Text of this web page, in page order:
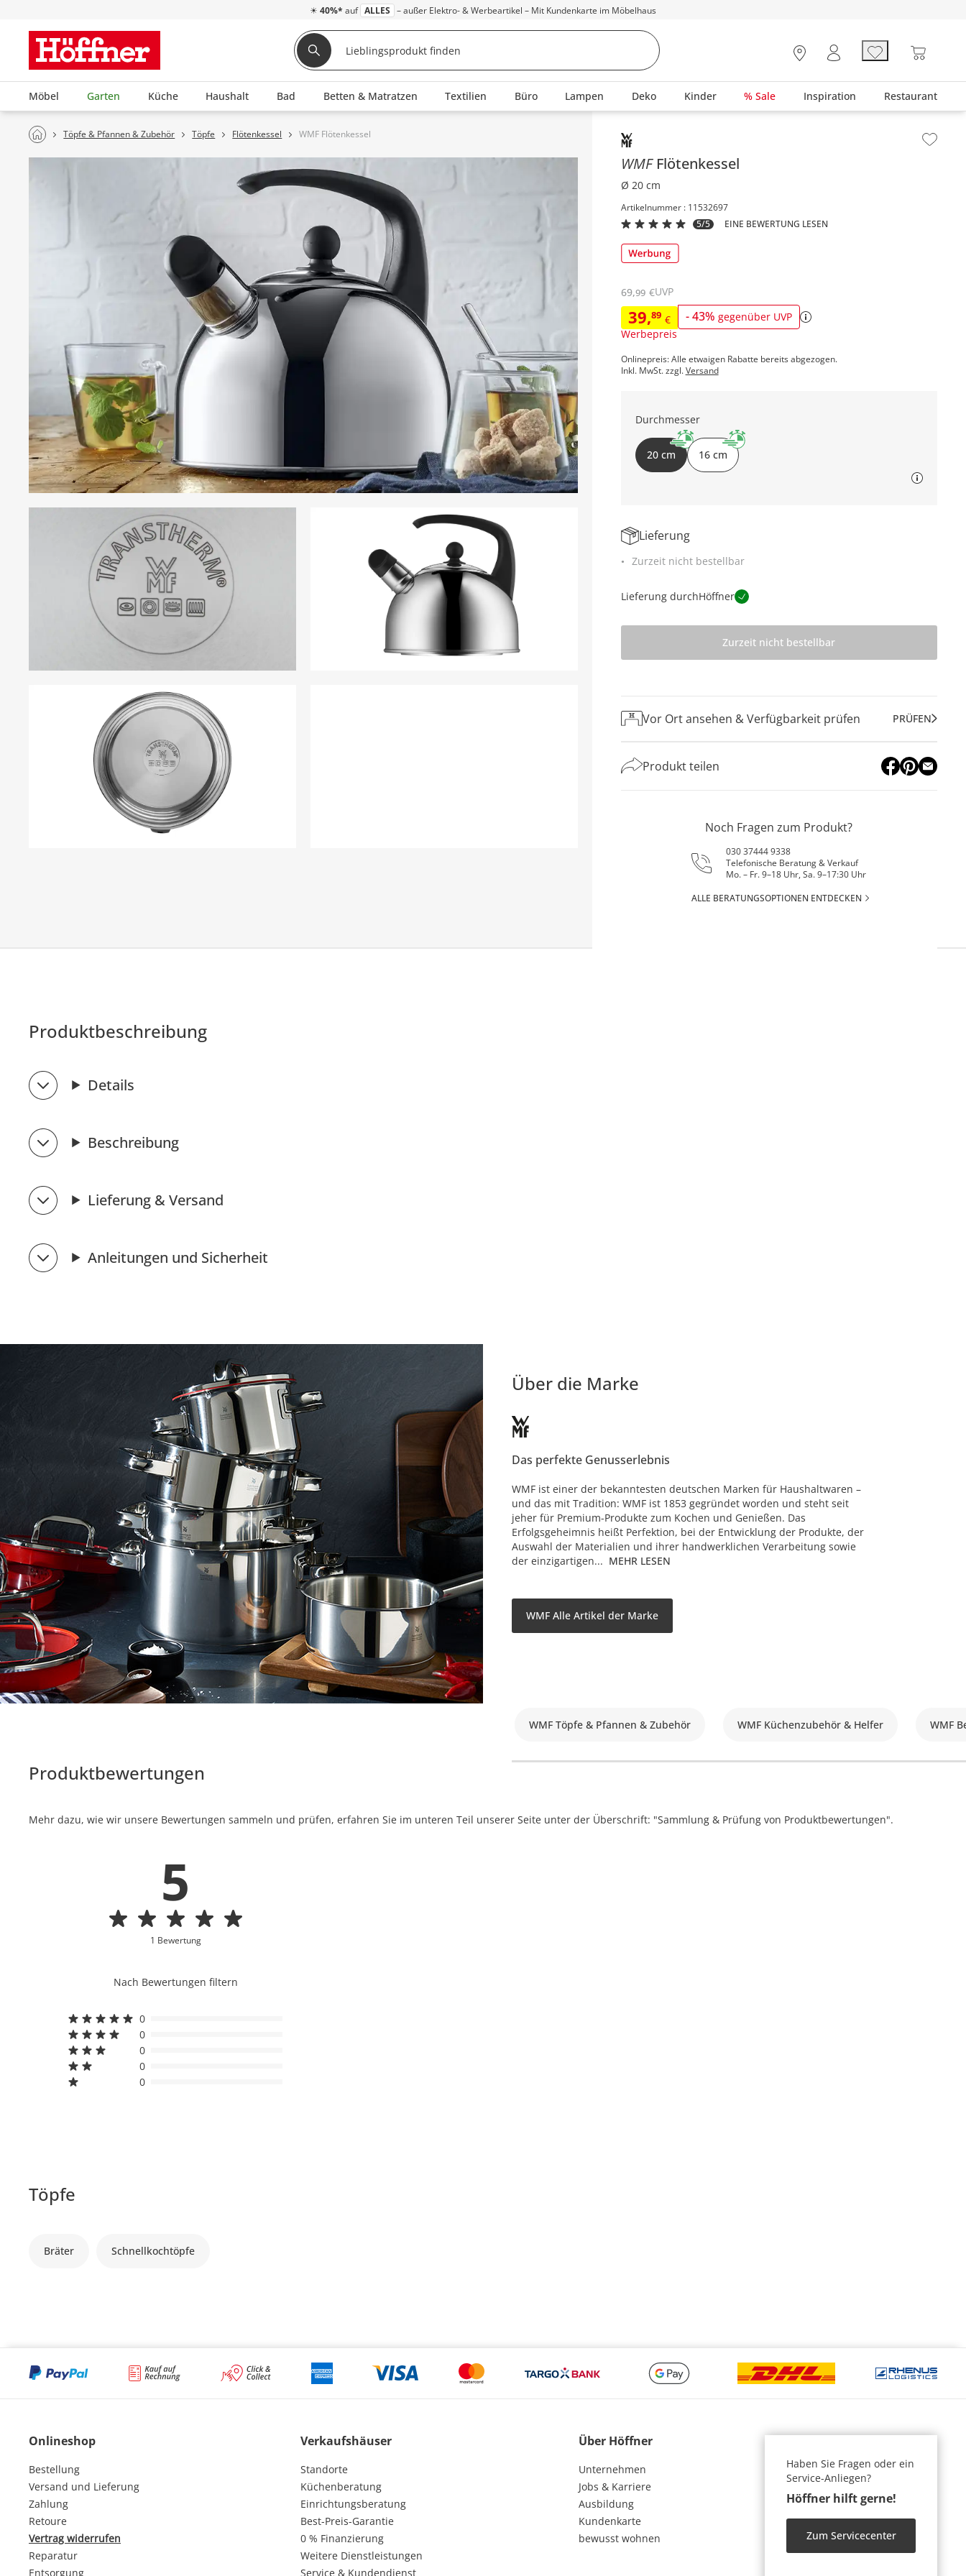
☀ 40%* auf ALLES – außer Elektro- & Werbeartikel – Mit Kundenkarte im Möbelhaus
Möbel Garten Küche Haushalt Bad Betten & Matratzen Textilien Büro Lampen Deko Kinder % Sale Inspiration Restaurant
Töpfe & Pfannen & Zubehör Töpfe Flötenkessel WMF Flötenkessel Inhalt der Seitenleiste überspringen - Zum Seitenende
WMF Flötenkessel
Ø 20 cm
Artikelnummer : 11532697
5/5
EINE BEWERTUNG LESEN
39,89 € -43% gegenüber UVP
Werbepreis
69,99 €UVP
Onlinepreis: Alle etwaigen Rabatte bereits abgezogen.
Inkl. MwSt. zzgl.Versand
Durchmesser
20 cm 16 cm
Lieferung
Zurzeit nicht bestellbar
Lieferung durchHöffner
Zurzeit nicht bestellbar
Vor Ort ansehen & Verfügbarkeit prüfen PRÜFEN
Produkt teilen
Noch Fragen zum Produkt?
030 37444 9338
Telefonische Beratung & Verkauf
Mo. – Fr. 9–18 Uhr, Sa. 9–17:30 Uhr
ALLE BERATUNGSOPTIONEN ENTDECKEN
Produktbeschreibung
Details
Beschreibung
Lieferung & Versand
Anleitungen und Sicherheit
Über die Marke
Das perfekte Genusserlebnis
WMF ist einer der bekanntesten deutschen Marken für Haushaltwaren –
und das mit Tradition: WMF ist 1853 gegründet worden und steht seit
jeher für Premium-Produkte zum Kochen und Genießen. Das
Erfolgsgeheimnis heißt Perfektion, bei der Entwicklung der Produkte, der
Auswahl der Materialien und ihrer handwerklichen Verarbeitung sowie
der einzigartigen... MEHR LESEN
WMF Alle Artikel der Marke
WMF Töpfe & Pfannen & Zubehör WMF Küchenzubehör & Helfer WMF
Produktbewertungen
Mehr dazu, wie wir unsere Bewertungen sammeln und prüfen, erfahren Sie im unteren Teil unserer Seite unter der Überschrift: "Sammlung & Prüfung von Produktbewertungen".
5
1 Bewertung
Nach Bewertungen filtern
0
0
0
0
0
Töpfe
Bräter Schnellkochtöpfe
Onlineshop
Bestellung
Versand und Lieferung
Zahlung
Retoure
Vertrag widerrufen
Reparatur
Entsorgung
Verkaufshäuser
Standorte
Küchenberatung
Einrichtungsberatung
Best-Preis-Garantie
0 % Finanzierung
Weitere Dienstleistungen
Service & Kundendienst
Über Höffner
Unternehmen
Jobs & Karriere
Ausbildung
Kundenkarte
bewusst wohnen
Haben Sie Fragen oder ein
Service-Anliegen?
Höffner hilft gerne!
Zum Servicecenter